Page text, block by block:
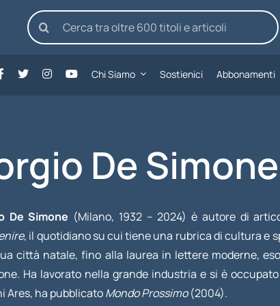
Cerca
per:
Chi Siamo Sostienici Abbonamenti
De Simone
De Simone (Milano, 1932 – 2024) è autore di
, il quotidiano su cui tiene una rubrica di cultura e
città natale, fino alla laurea in lettere moderne,
Ha lavorato nella grande industria e si è
Ares, ha pubblicatoMondo Prossimo(2004).